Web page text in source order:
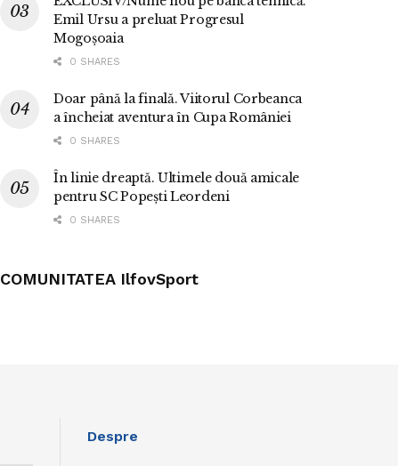
Emil Ursu a preluat Progresul
Mogoșoaia
0 SHARES
Doar până la finală. Viitorul Corbeanca
a încheiat aventura în Cupa României
0 SHARES
În linie dreaptă. Ultimele două amicale
pentru SC Popești Leordeni
0 SHARES
COMUNITATEA IlfovSport
Despre